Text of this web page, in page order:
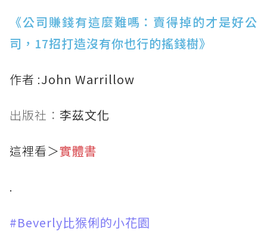
《公司賺錢有這麼難嗎：賣得掉的才是好公
司，17招打造沒有你也行的搖錢樹》
作者 :John Warrillow
出版社： 李茲文化
這裡看＞實體書
.
#Beverly比猴俐的小花園